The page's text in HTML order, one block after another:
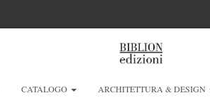
CATALOGO ARCHITETTURA & DESIGN